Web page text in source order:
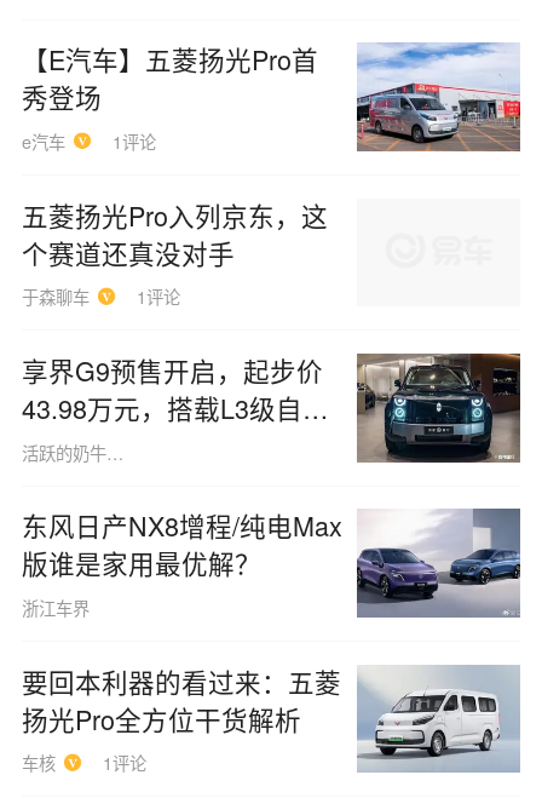
【E汽车】五菱扬光Pro首
秀登场
e汽车 1评论
五菱扬光Pro入列京东，这
个赛道还真没对手
于森聊车 1评论
享界G9预售开启，起步价
43.98万元，搭载L3级自动
驾驶的硬派SUV，是否依然
活跃的奶牛猫1463
东风日产NX8增程/纯电Max
版谁是家用最优解？
浙江车界
要回本利器的看过来：五菱
扬光Pro全方位干货解析
车核 1评论